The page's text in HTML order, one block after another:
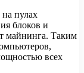
пулах
блоков и
майнинга. Таким
всех